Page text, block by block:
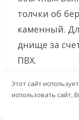
толчки об
каменный.
днище за
ПВХ.
Можно
а можно
Этот сайт
использовать сайт,